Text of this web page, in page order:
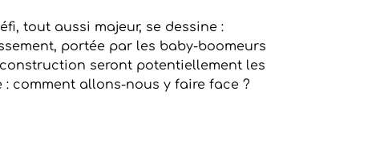
tout aussi majeur, se dessine :
portée par les baby-boomeurs
seront potentiellement les
: comment allons-nous y faire face ?